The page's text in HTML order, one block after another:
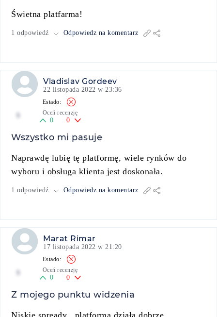
Świetna platfarma!
1 odpowiedź Odpowiedz na komentarz
Vladislav Gordeev
22 listopada 2022 w 23:36
Oceń recenzję
0 0
Wszystko mi pasuje
Naprawdę lubię tę platformę, wiele rynków do
wyboru i obsługa klienta jest doskonała.
1 odpowiedź Odpowiedz na komentarz
Marat Rimar
17 listopada 2022 w 21:20
Oceń recenzję
0 0
Z mojego punktu widzenia